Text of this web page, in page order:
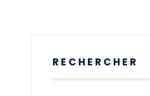
RECHERCHER